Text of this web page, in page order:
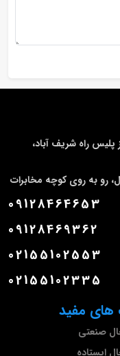
های مفید
صنعتی
ایستاده
پلیس راه شریف آباد،
رو به روی کوچه مخابرات
09128464653
09128469362
02155102553
02155102335